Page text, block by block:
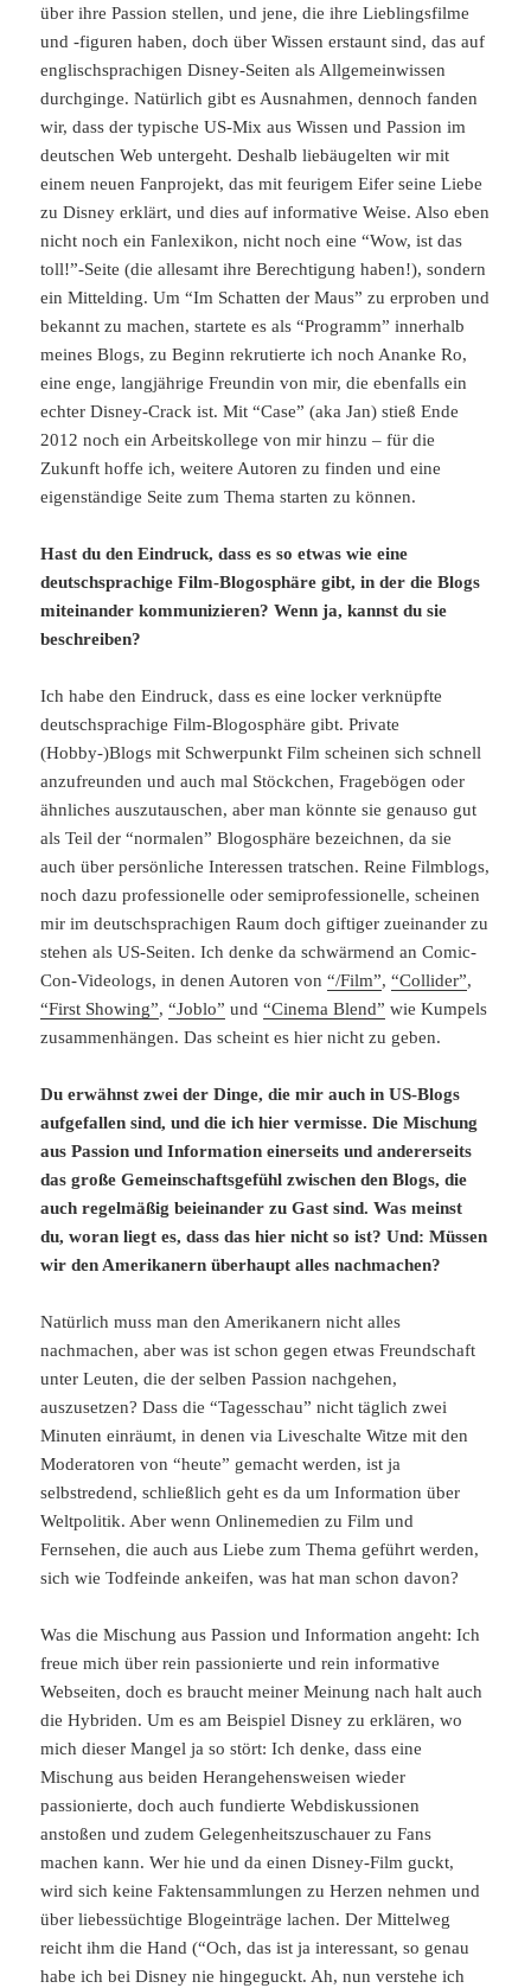
über ihre Passion stellen, und jene, die ihre Lieblingsfilme
und -figuren haben, doch über Wissen erstaunt sind, das auf
englischsprachigen Disney-Seiten als Allgemeinwissen
durchginge. Natürlich gibt es Ausnahmen, dennoch fanden
wir, dass der typische US-Mix aus Wissen und Passion im
deutschen Web untergeht. Deshalb liebäugelten wir mit
einem neuen Fanprojekt, das mit feurigem Eifer seine Liebe
zu Disney erklärt, und dies auf informative Weise. Also eben
nicht noch ein Fanlexikon, nicht noch eine “Wow, ist das
toll!”-Seite (die allesamt ihre Berechtigung haben!), sondern
ein Mittelding. Um “Im Schatten der Maus” zu erproben und
bekannt zu machen, startete es als “Programm” innerhalb
meines Blogs, zu Beginn rekrutierte ich noch Ananke Ro,
eine enge, langjährige Freundin von mir, die ebenfalls ein
echter Disney-Crack ist. Mit “Case” (aka Jan) stieß Ende
2012 noch ein Arbeitskollege von mir hinzu – für die
Zukunft hoffe ich, weitere Autoren zu finden und eine
eigenständige Seite zum Thema starten zu können.
Hast du den Eindruck, dass es so etwas wie eine
deutschsprachige Film-Blogosphäre gibt, in der die Blogs
miteinander kommunizieren? Wenn ja, kannst du sie
beschreiben?
Ich habe den Eindruck, dass es eine locker verknüpfte
deutschsprachige Film-Blogosphäre gibt. Private
(Hobby-)Blogs mit Schwerpunkt Film scheinen sich schnell
anzufreunden und auch mal Stöckchen, Fragebögen oder
ähnliches auszutauschen, aber man könnte sie genauso gut
als Teil der “normalen” Blogosphäre bezeichnen, da sie
auch über persönliche Interessen tratschen. Reine Filmblogs,
noch dazu professionelle oder semiprofessionelle, scheinen
mir im deutschsprachigen Raum doch giftiger zueinander zu
stehen als US-Seiten. Ich denke da schwärmend an Comic-
Con-Videologs, in denen Autoren von“/Film”,“Collider”,
“First Showing”,“Joblo” und“Cinema Blend” wie Kumpels
zusammenhängen. Das scheint es hier nicht zu geben.
Du erwähnst zwei der Dinge, die mir auch in US-Blogs
aufgefallen sind, und die ich hier vermisse. Die Mischung
aus Passion und Information einerseits und andererseits
das große Gemeinschaftsgefühl zwischen den Blogs, die
auch regelmäßig beieinander zu Gast sind. Was meinst
du, woran liegt es, dass das hier nicht so ist? Und: Müssen
wir den Amerikanern überhaupt alles nachmachen?
Natürlich muss man den Amerikanern nicht alles
nachmachen, aber was ist schon gegen etwas Freundschaft
unter Leuten, die der selben Passion nachgehen,
auszusetzen? Dass die “Tagesschau” nicht täglich zwei
Minuten einräumt, in denen via Liveschalte Witze mit den
Moderatoren von “heute” gemacht werden, ist ja
selbstredend, schließlich geht es da um Information über
Weltpolitik. Aber wenn Onlinemedien zu Film und
Fernsehen, die auch aus Liebe zum Thema geführt werden,
sich wie Todfeinde ankeifen, was hat man schon davon?
Was die Mischung aus Passion und Information angeht: Ich
freue mich über rein passionierte und rein informative
Webseiten, doch es braucht meiner Meinung nach halt auch
die Hybriden. Um es am Beispiel Disney zu erklären, wo
mich dieser Mangel ja so stört: Ich denke, dass eine
Mischung aus beiden Herangehensweisen wieder
passionierte, doch auch fundierte Webdiskussionen
anstoßen und zudem Gelegenheitszuschauer zu Fans
machen kann. Wer hie und da einen Disney-Film guckt,
wird sich keine Faktensammlungen zu Herzen nehmen und
über liebessüchtige Blogeinträge lachen. Der Mittelweg
reicht ihm die Hand (“Och, das ist ja interessant, so genau
habe ich bei Disney nie hingeguckt. Ah, nun verstehe ich